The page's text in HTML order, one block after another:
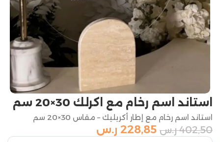
استاند اسم رخام مع اكرلك 30×20 سم
استاند اسم رخام مع إطار أكريليك – مقاس 30×20 سم
402,50 ر.س 228,85 ر.س